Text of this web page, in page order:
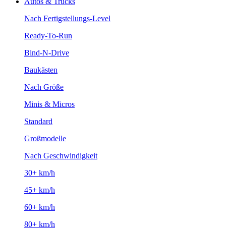
Nach Fertigstellungs-Level
Ready-To-Run
Bind-N-Drive
Baukästen
Nach Größe
Minis & Micros
Standard
Großmodelle
Nach Geschwindigkeit
30+ km/h
45+ km/h
60+ km/h
80+ km/h